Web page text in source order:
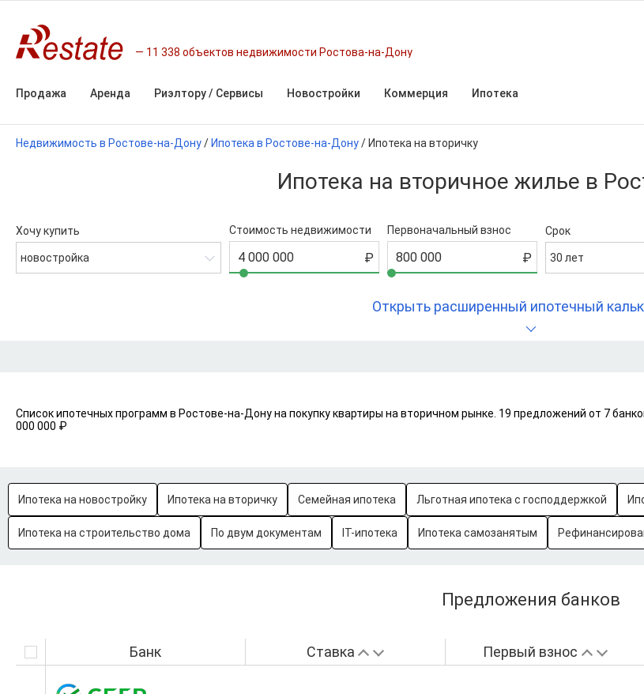
11 338 объектов недвижимости Ростова-на-Дону
Продажа Аренда Риэлтору / Сервисы Новостройки Коммерция Ипотека
Недвижимость в Ростове-на-Дону/ Ипотека в Ростове-на-Дону/ Ипотека на вторичку
Ипотека на вторичное жилье в
Хочу купить
новостройка
Стоимость недвижимости Первоначальный взнос Срок
30 лет
Открыть расширенный ипотечный
Список ипотечных программ в Ростове-на-Дону на покупку квартиры на вторичном рынке. 19 предложений от 7
000 000 ₽
Ипотека на новостройку Ипотека на вторичку Семейная ипотека Льготная ипотека с господдержкой
Ипотека на строительство дома По двум документам IT-ипотека Ипотека самозанятым
Предложения банков
Банк Ставка Первый взнос